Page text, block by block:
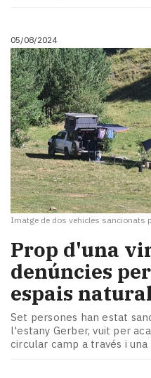
05/08/2024
Imatge de dos vehicles sancionats
Prop d'una
denúncies
espais
Set persones han estat
l'estany Gerber, vuit per
circular camp a través i